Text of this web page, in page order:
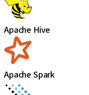
Apache Hive
Apache Spark